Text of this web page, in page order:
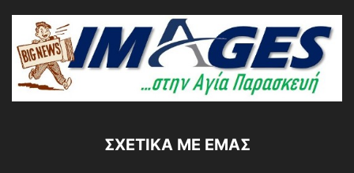
ΣΧΕΤΙΚΆ ΜΕ ΕΜΆΣ